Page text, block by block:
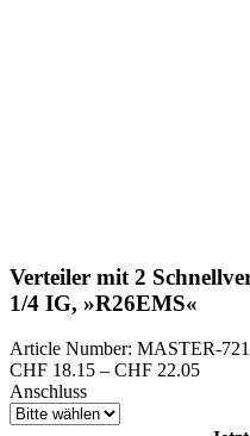
Verteiler mit 2
1/4 IG, »R26EMS«
Article Number: MASTER-721
CHF 18.15 – CHF 22.05
Anschluss